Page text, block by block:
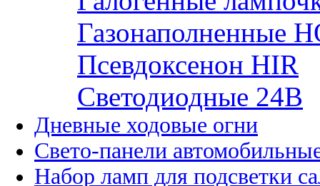
Газонаполненные
Псевдоксенон HIR
Cветодиодные 24B
Дневные ходовые огни
Свето-панели
Набор ламп для подсветки